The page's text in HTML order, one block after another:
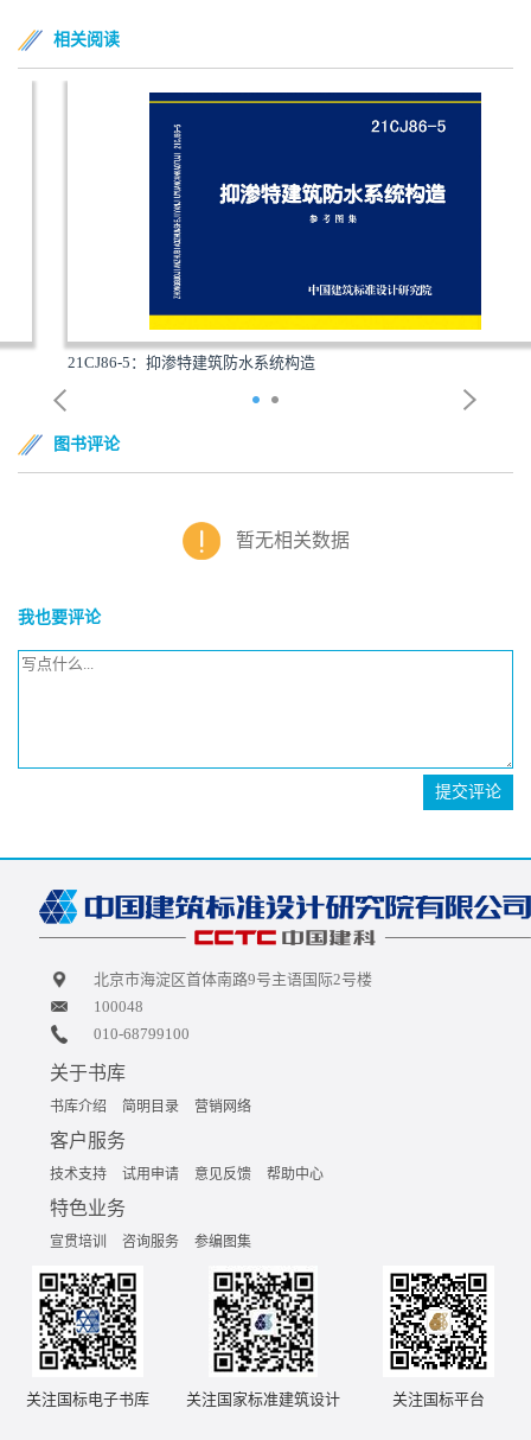
相关阅读
21CJ86-5：抑渗特建筑防水系统构造
图书评论
暂无相关数据
我也要评论
提交评论
北京市海淀区首体南路9号主语国际2号楼
100048
010-68799100
关于书库
书库介绍 简明目录 营销网络
客户服务
技术支持 试用申请 意见反馈 帮助中心
特色业务
宣贯培训 咨询服务 参编图集
关注国标电子书库 关注国家标准建筑设计 关注国标平台